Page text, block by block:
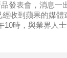
發表會，消息一
收到蘋果的媒
10時，與業界人